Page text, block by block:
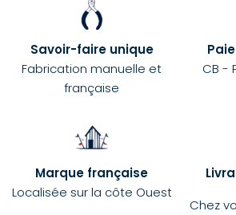
Savoir-faire unique
Fabrication manuelle et
française
CB -
Marque française
Localisée sur la côte Ouest
Chez